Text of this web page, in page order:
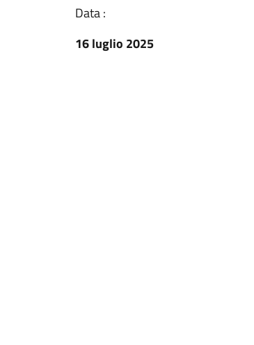
Data :
16 luglio 2025